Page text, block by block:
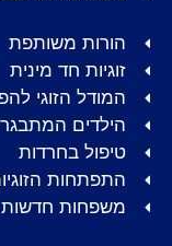
הורות משותפת
זוגיות חד מינית
המודל הזוגי
הילדים
טיפול בחרדות
התפתחות
משפחות חדשות